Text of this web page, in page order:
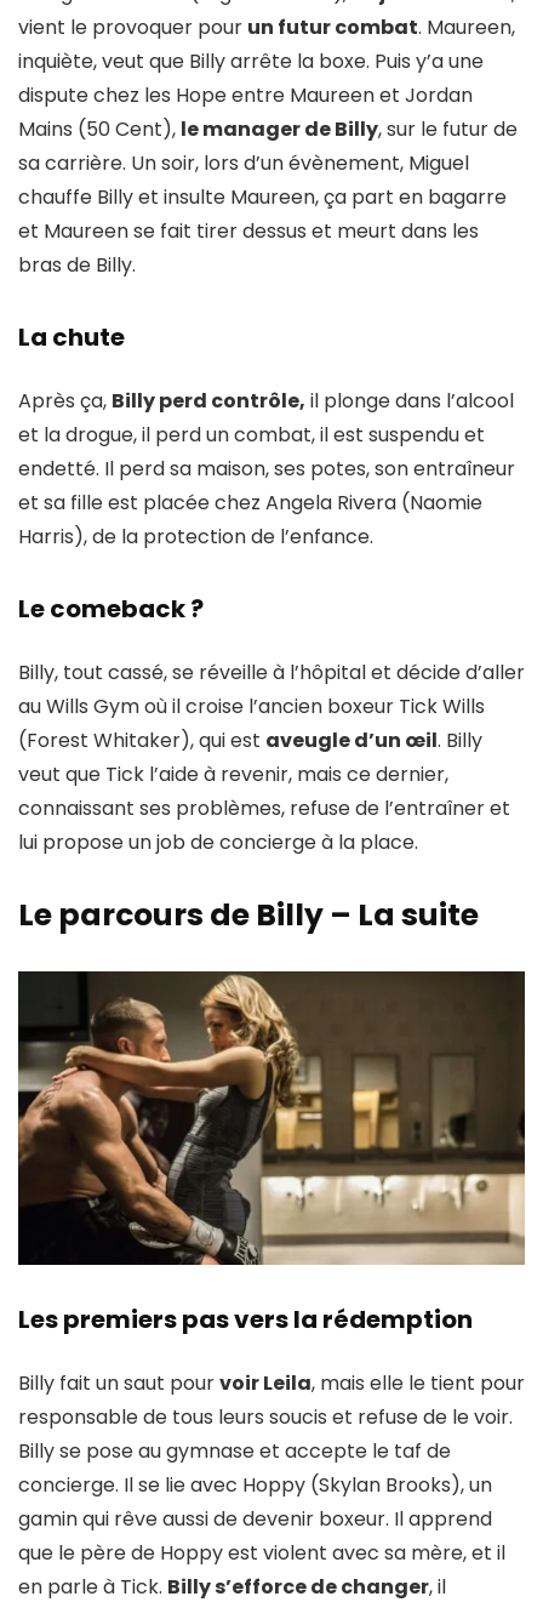
vient le provoquer pour un futur combat. Maureen,
inquiète, veut que Billy arrête la boxe. Puis y’a une
dispute chez les Hope entre Maureen et Jordan
Mains (50 Cent), le manager de Billy, sur le futur de
sa carrière. Un soir, lors d’un évènement, Miguel
chauffe Billy et insulte Maureen, ça part en bagarre
et Maureen se fait tirer dessus et meurt dans les
bras de Billy.
La chute
Après ça, Billy perd contrôle, il plonge dans l’alcool
et la drogue, il perd un combat, il est suspendu et
endetté. Il perd sa maison, ses potes, son entraîneur
et sa fille est placée chez Angela Rivera (Naomie
Harris), de la protection de l’enfance.
Le comeback ?
Billy, tout cassé, se réveille à l’hôpital et décide d’aller
au Wills Gym où il croise l’ancien boxeur Tick Wills
(Forest Whitaker), qui est aveugle d’un œil. Billy
veut que Tick l’aide à revenir, mais ce dernier,
connaissant ses problèmes, refuse de l’entraîner et
lui propose un job de concierge à la place.
Le parcours de Billy – La suite
Les premiers pas vers la rédemption
Billy fait un saut pourvoir Leila, mais elle le tient pour
responsable de tous leurs soucis et refuse de le voir.
Billy se pose au gymnase et accepte le taf de
concierge. Il se lie avec Hoppy (Skylan Brooks), un
gamin qui rêve aussi de devenir boxeur. Il apprend
que le père de Hoppy est violent avec sa mère, et il
en parle à Tick. Billy s’efforce de changer, il